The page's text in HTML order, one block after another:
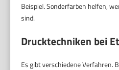
Beispiel. Sonderfarben helfen,
sind.
Drucktechniken bei
Es gibt verschiedene Verfahren.